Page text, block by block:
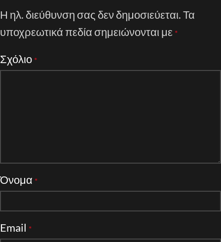
Η ηλ. διεύθυνση σας δεν δημοσιεύεται.Τα
υποχρεωτικά πεδία σημειώνονται με *
Σχόλιο *
Όνομα *
Email *